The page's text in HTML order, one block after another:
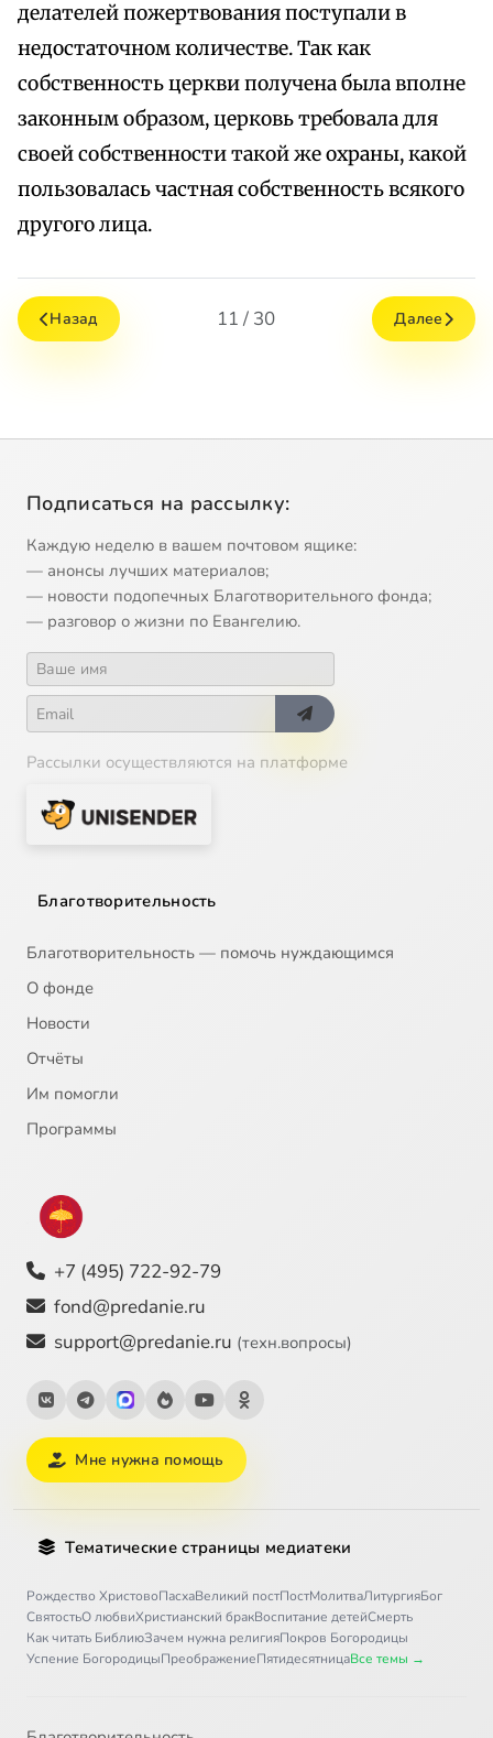
делателей пожертвования поступали в
недостаточном количестве. Так как
собственность церкви получена была вполне
законным образом, церковь требовала для
своей собственности такой же охраны, какой
пользовалась частная собственность всякого
другого лица.
Назад 11 / 30 Далее
Подписаться на рассылку:
Каждую неделю в вашем почтовом ящике:
— анонсы лучших материалов;
— новости подопечных Благотворительного фонда;
— разговор о жизни по Евангелию.
Рассылки осуществляются на платформе
Благотворительность
Благотворительность — помочь нуждающимся
О фонде
Новости
Отчёты
Им помогли
Программы
+7 (495) 722-92-79
fond@predanie.ru
support@predanie.ru (техн.вопросы)
Мне нужна помощь
Тематические страницы медиатеки
Рождество ХристовоПасхаВеликий постПостМолитваЛитургияБог
СвятостьО любвиХристианский бракВоспитание детейСмерть
Как читать БиблиюЗачем нужна религияПокров Богородицы
Успение БогородицыПреображениеПятидесятницаВсе темы →